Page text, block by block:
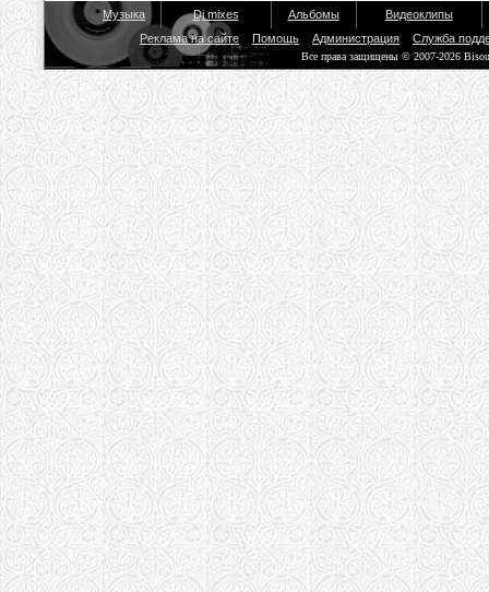
Музыка Dj mixes Альбомы
Видеоклипы
Реклама на сайте
Помощь Администрация Служба
Все права защищены © 2007-2026